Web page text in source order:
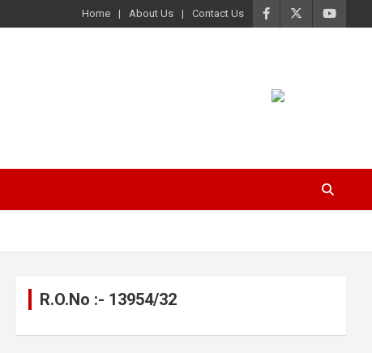
Home About Us Contact Us
R.O.No :- 13954/32